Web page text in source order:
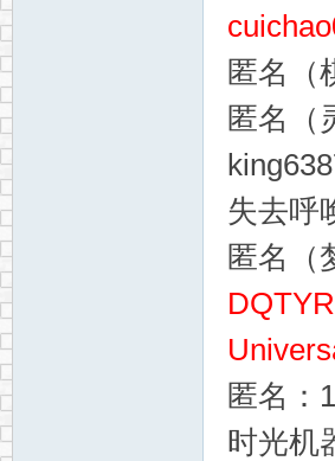
匿名（
匿名（
失去呼
匿名（
匿名：
时光机